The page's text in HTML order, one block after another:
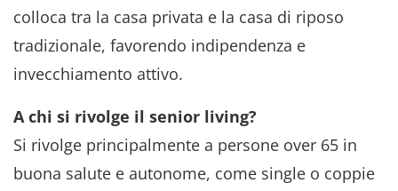
colloca tra la casa privata e la casa di riposo
tradizionale, favorendo indipendenza e
invecchiamento attivo.
A chi si rivolge il senior living?
Si rivolge principalmente a persone over 65 in
buona salute e autonome, come single o coppie